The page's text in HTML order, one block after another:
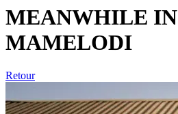
MEANWHILE IN
MAMELODI
Retour